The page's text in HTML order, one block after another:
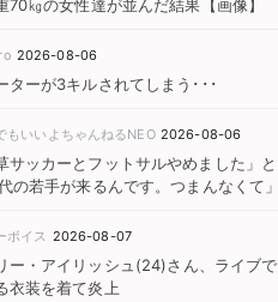
70㎏の女性達が並んだ結果【画像】
2026-08-06
ターが3キルされてしまう･･･
もいいよちゃんねるNEO 2026-08-06
サッカーとフットサルやめました」と
若手が来るんです。つまんなくて」
ボイス 2026-08-07
ー・アイリッシュ(24)さん、ライブで
衣装を着て炎上